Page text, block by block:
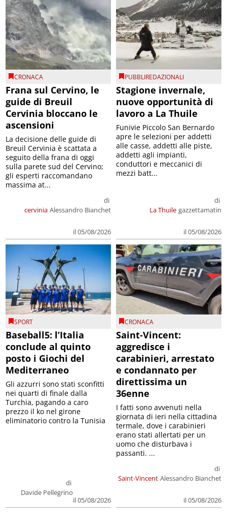
CRONACA
Frana sul Cervino, le
guide di Breuil
Cervinia bloccano le
ascensioni
cervinia
di
Alessandro Bianchet
il 05/08/2026
La decisione delle guide di
Breuil Cervinia è scattata a
seguito della frana di oggi
sulla parete sud del Cervino;
gli esperti raccomandano
massima at...
PUBBLIREDAZIONALI
Stagione invernale,
nuove opportunità di
lavoro a La Thuile
La Thuile
di
gazzettamatin
il 05/08/2026
Funivie Piccolo San Bernardo
apre le selezioni per addetti
alle casse, addetti alle piste,
addetti agli impianti,
conduttori e meccanici di
mezzi batt...
SPORT
Baseball5: l’Italia
conclude al quinto
posto i Giochi del
Mediterraneo
di
Davide Pellegrino
il 05/08/2026
Gli azzurri sono stati sconfitti
nei quarti di finale dalla
Turchia, pagando a caro
prezzo il ko nel girone
eliminatorio contro la Tunisia
CRONACA
Saint-Vincent:
aggredisce i
carabinieri, arrestato
e condannato per
direttissima un
36enne
Saint-Vincent
di
Alessandro Bianchet
il 05/08/2026
I fatti sono avvenuti nella
giornata di ieri nella cittadina
termale, dove i carabinieri
erano stati allertati per un
uomo che disturbava i
passanti. ...